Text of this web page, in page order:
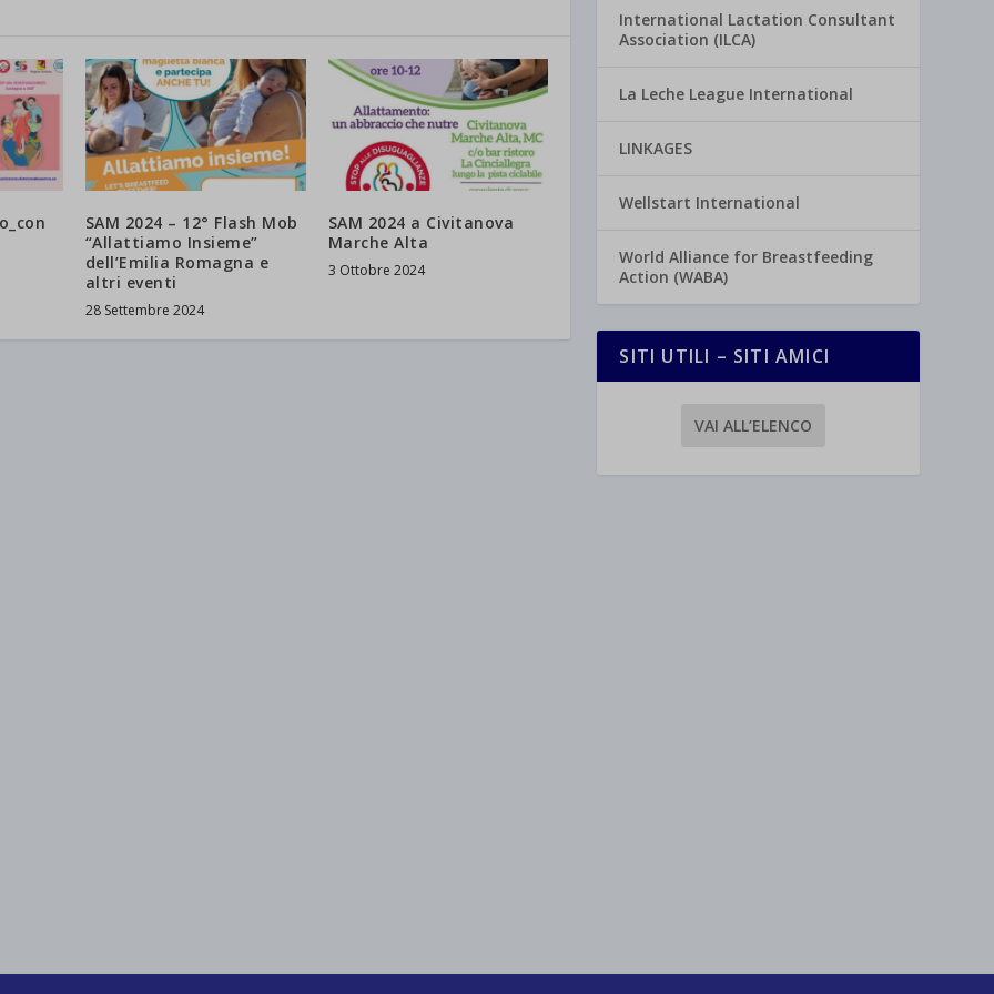
SAM 2024 – 12° Flash Mob
“Allattiamo Insieme”
dell’Emilia Romagna e
altri eventi
28 Settembre 2024
SAM 2024 a Civitanova
Marche Alta
3 Ottobre 2024
International Lactation Consultant
Association (ILCA)
La Leche League International
LINKAGES
Wellstart International
World Alliance for Breastfeeding
Action (WABA)
SITI UTILI – SITI AMICI
VAI ALL’ELENCO